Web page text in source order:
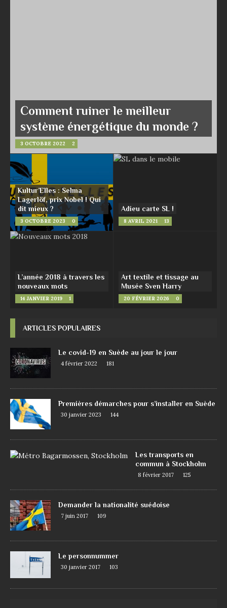
Comment ruiner le meilleur
système énergétique du monde ?
3 OCTOBRE 2022 2
Kultur’Elles : Selma
Lagerlöf, prix Nobel ! Qui
dit mieux ?
3 OCTOBRE 2023 0
Adieu carte SL !
8 AVRIL 2021 13
L’année 2018 à travers les
nouveaux mots
14 JANVIER 2019 1
Art textile et tissage au
Musée Sven Harry
20 FÉVRIER 2026 0
ARTICLES POPULAIRES
Le covid-19 en Suède au jour le jour
4 février 2022 181
Premières démarches pour s’installer en Suède
30 janvier 2023 144
Les transports en
commun à Stockholm
8 février 2017 125
Demander la nationalité suédoise
7 juin 2017 109
Le personnummer
30 janvier 2017 103